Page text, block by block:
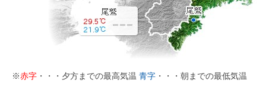
※赤字 ・・・夕方までの最高気温 青字 ・・・朝までの最低気温